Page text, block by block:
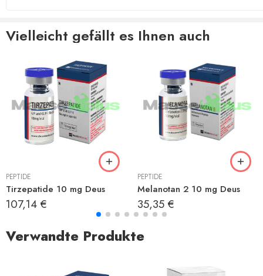
Vielleicht gefällt es Ihnen auch
PEPTIDE
Tirzepatide 10 mg Deus
107,14 €
PEPTIDE
Melanotan 2 10 mg Deus
35,35 €
Verwandte Produkte